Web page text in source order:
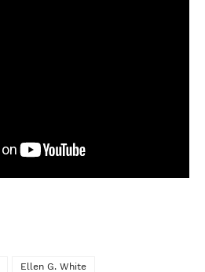
Ellen G. White